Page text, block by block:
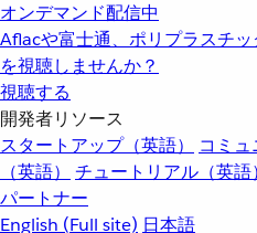
オンデマンド配信中
Aflacや富士通、ポリプラスチ
を視聴しませんか？
視聴する
開発者リソース
スタートアップ（英語）
コミュ
（英語）
チュートリアル（英語）
パートナー
English (Full site) 日本語